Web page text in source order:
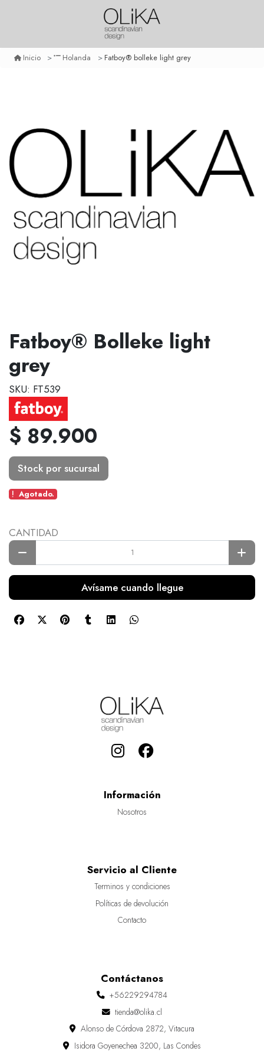
Inicio Holanda Fatboy® bolleke light grey
Fatboy® Bolleke light
grey
SKU: FT539
$ 89.900
Stock por sucursal
Agotado.
CANTIDAD
Avísame cuando llegue
Información
Nosotros
Servicio al Cliente
Terminos y condiciones
Políticas de devolución
Contacto
Contáctanos
+56229294784
tienda@olika.cl
Alonso de Córdova 2872, Vitacura
Isidora Goyenechea 3200, Las Condes